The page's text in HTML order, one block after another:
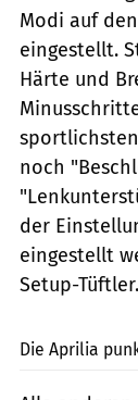
Modi auf
eingestellt.
Härte und
noch
der
eingestellt
Setup-Tüftler.
Die Aprilia